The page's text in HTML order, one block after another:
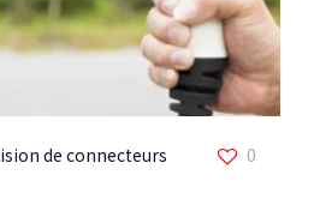
de connecteurs
0